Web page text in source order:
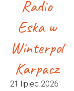
Radio
Eska w
Winterpol
Karpacz
21 lipiec 2026